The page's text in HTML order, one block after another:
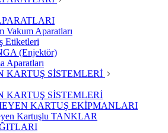
Vakum Aparatları
Etiketleri
(Enjektör)
Aparatları
KARTUŞ SİSTEMLERİ
KARTUŞ SİSTEMLERİ
KARTUŞ EKİPMANLARI
Kartuşlu TANKLAR